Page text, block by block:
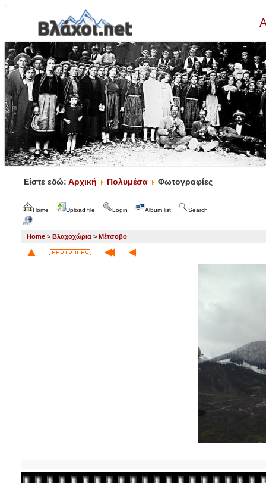
Είστε εδώ: Αρχική Πολυμέσα Φωτογραφίες
Home Upload file Login Album list Search
Home > Βλαχοχώρια > Μέτσοβο